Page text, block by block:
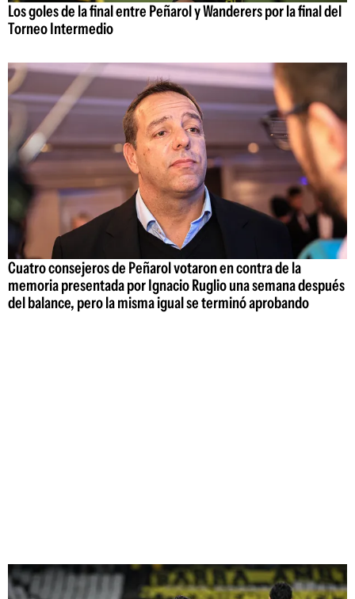
Los goles de la final entre Peñarol y Wanderers por la final del
Torneo Intermedio
Cuatro consejeros de Peñarol votaron en contra de la
memoria presentada por Ignacio Ruglio una semana después
del balance, pero la misma igual se terminó aprobando